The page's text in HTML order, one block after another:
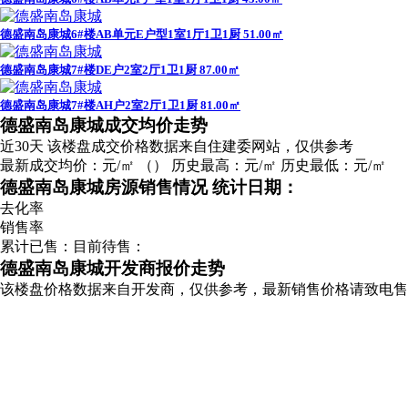
德盛南岛康城6#楼AB单元E户型1室1厅1卫1厨 51.00㎡
德盛南岛康城7#楼DE户2室2厅1卫1厨 87.00㎡
德盛南岛康城7#楼AH户2室2厅1卫1厨 81.00㎡
广告
德盛南岛康城成交均价走势
近30天 该楼盘成交价格数据来自住建委网站，仅供参考
最新成交均价： 元/㎡ （ ） 历史最高： 元/㎡ 历史最低： 元/㎡
德盛南岛康城房源销售情况统计日期：
去化率
销售率
累计已售： 目前待售：
德盛南岛康城开发商报价走势
该楼盘价格数据来自开发商，仅供参考，最新销售价格请致电